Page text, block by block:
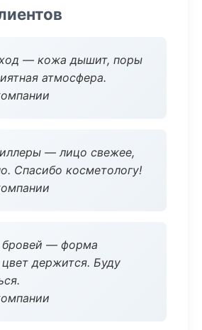
— кожа дышит, поры
атмосфера.
— лицо свежее,
Спасибо косметологу!
бровей — форма
держится. Буду